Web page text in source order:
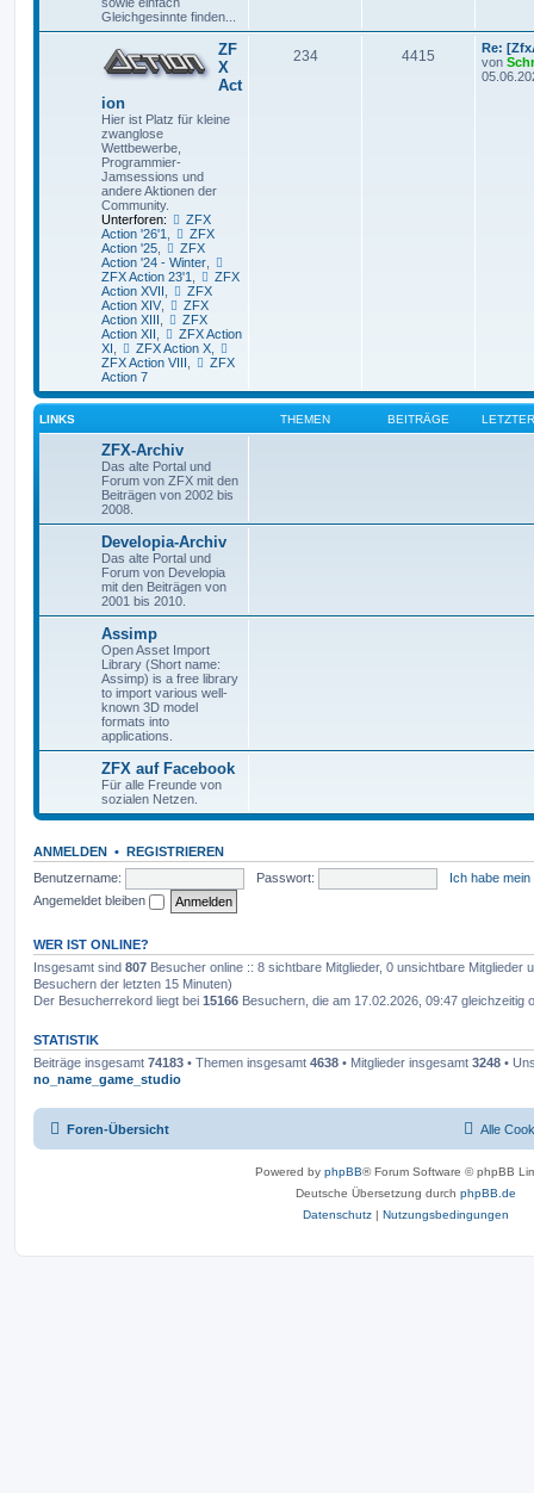
Gleichgesinnte finden...
ZF
X
Act
ion
Hier ist Platz für kleine
zwanglose
Wettbewerbe,
Programmier-
Jamsessions und
andere Aktionen der
Community.
Unterforen:
ZFX
Action '26'1
ZFX
Action '25
ZFX
Action '24 - Winter
ZFX Action 23'1
ZFX
Action XVII
ZFX
Action XIV,
ZFX
Action XIII
ZFX
Action XII
ZFX Action
XI
ZFX Action X,
ZFX Action VIII
ZFX
Action 7
234 4415
Re:
von
LINKS THEMEN BEITRÄGE
ZFX-Archiv
Das alte Portal und
Forum von ZFX mit den
Beiträgen von 2002 bis
2008.
Developia-Archiv
Das alte Portal und
Forum von Developia
mit den Beiträgen von
2001 bis 2010.
Assimp
Open Asset Import
Library (Short name:
Assimp) is a free library
to import various well-
known 3D model
formats into
applications.
ZFX auf Facebook
Für alle Freunde von
sozialen Netzen.
ANMELDEN • REGISTRIEREN
Benutzername:
Passwort:
Ich habe
Angemeldet bleiben
WER IST ONLINE?
Insgesamt sind 807 Besucher online :: 8 sichtbare Mitglieder, 0 unsichtbare Mitglieder
Besuchern der letzten 15 Minuten)
Der Besucherrekord liegt bei 15166 Besuchern, die am 17.02.2026, 09:47 gleichzeitig
STATISTIK
Beiträge insgesamt 74183 • Themen insgesamt 4638 • Mitglieder insgesamt 3248 •
no_name_game_studio
Foren-Übersicht Alle
Powered by phpBB® Forum Software © phpBB
Deutsche Übersetzung durch phpBB.de
Datenschutz | Nutzungsbedingungen